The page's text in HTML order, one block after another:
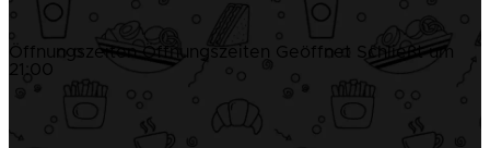
Öffnungszeiten Öffnungszeiten Geöffnet Schließt um
21:00